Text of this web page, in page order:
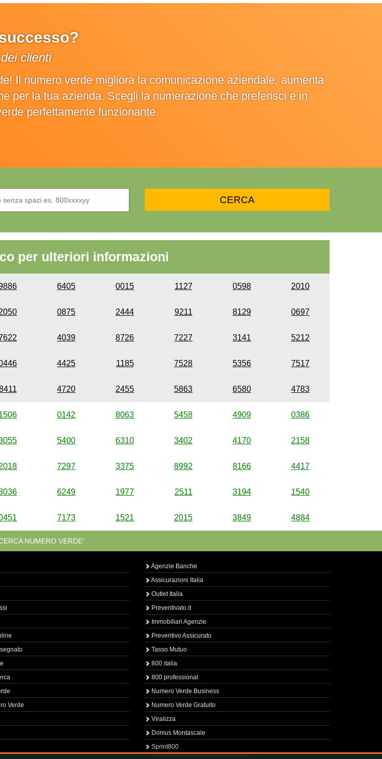
clienti
Il numero verde migliora la comunicazione aziendale, aumenta
per la tua azienda. Scegli la numerazione che preferisci e in
perfettamente funzionante.
per ulteriori informazioni
6405 0015 1127 0598 2010
0875 2444 9211 8129 0697
4039 8726 7227 3141 5212
4425 1185 7528 5356 7517
4720 2455 5863 6580 4783
0142 8063 5458 4909 0386
5400 6310 3402 4170 2158
7297 3375 8992 8166 4417
6249 1977 2511 3194 1540
7173 1521 2015 3849 4884
NUMERO VERDE”
Verde
Agenzie Banche
Assicurazioni Italia
Outlet Italia
Preventivato.it
Immobiliari Agenzie
Preventivo Assicurato
Tasso Mutuo
800 italia
800 professional
Numero Verde Business
Numero Verde Gratuito
Viralizza
Domus Montascale
Sprint800